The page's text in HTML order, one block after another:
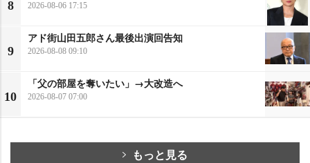
8 2026-08-06 17:15
9
アド街山田五郎さん最後出演回告知
2026-08-08 09:10
10
「父の部屋を奪いたい」→大改造へ
2026-08-07 07:00
もっと見る